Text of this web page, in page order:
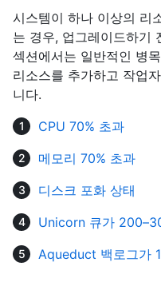
시스템이 하나 이상의 리
는 경우, 업그레이드하기
섹션에서는 일반적인 병
리소스를 추가하고 작업
니다.
CPU 70% 초과
메모리 70% 초과
디스크 포화 상태
Unicorn 큐가
Aqueduct 백로그가